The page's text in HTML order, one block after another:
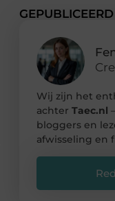
Wij zijn het
achter Taec.nl
bloggers en
afwisseling en